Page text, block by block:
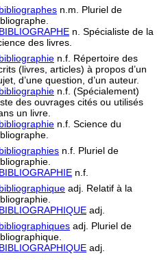
bibliographes n.m. Pluriel de
BIBLIOGRAPHE n. Spécialiste de la
des livres.
bibliographie n.f. Répertoire des
(livres, articles) à propos d’un
d’une question, d’un auteur.
bibliographie n.f. (Spécialement)
des ouvrages cités ou utilisés
un livre.
bibliographie n.f. Science du
bibliographies n.f. Pluriel de
BIBLIOGRAPHIE n.f.
bibliographique adj. Relatif à la
BIBLIOGRAPHIQUE adj.
bibliographiques adj. Pluriel de
BIBLIOGRAPHIQUE adj.